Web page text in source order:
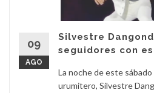
09
AGO
Silvestre
seguidores con
La noche de este
urumitero, Silvestre